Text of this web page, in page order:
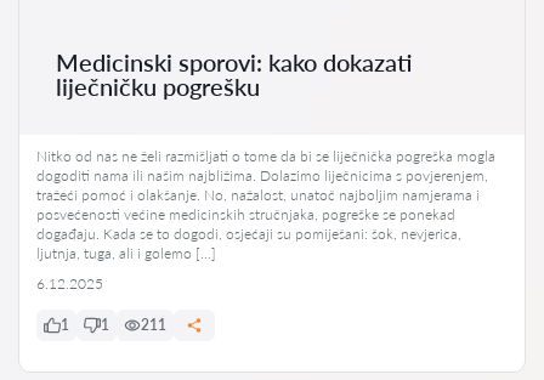
Medicinski sporovi: kako dokazati
liječničku pogrešku
Nitko od nas ne želi razmišljati o tome da bi se liječnička pogreška mogla
dogoditi nama ili našim najbližima. Dolazimo liječnicima s povjerenjem,
tražeći pomoć i olakšanje. No, nažalost, unatoč najboljim namjerama i
posvećenosti većine medicinskih stručnjaka, pogreške se ponekad
događaju. Kada se to dogodi, osjećaji su pomiješani: šok, nevjerica,
ljutnja, tuga, ali i golemo […]
6.12.2025
1 1 211